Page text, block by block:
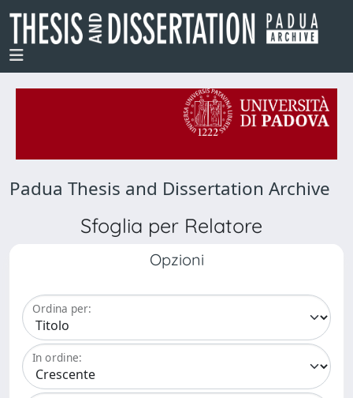
Padua Thesis and Dissertation Archive
Sfoglia per Relatore
Opzioni
Ordina per:
In ordine: